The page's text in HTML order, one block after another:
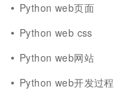
Python web页面
Python web css
Python web网站
Python web开发过程